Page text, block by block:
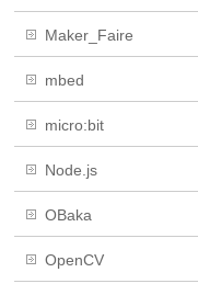
Maker_Faire
mbed
micro:bit
Node.js
OBaka
OpenCV